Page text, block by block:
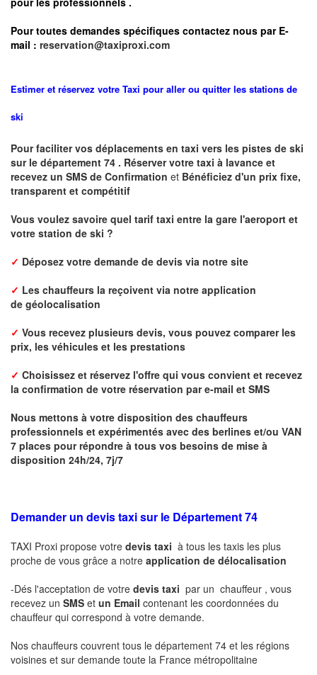
Pour toutes demandes spécifiques contactez nous par E-
mail : reservation@taxiproxi.com
Estimer et réservez votre Taxi pour aller ou quitter les stations de
ski
Pour faciliter vos déplacements en taxi vers les pistes de ski
sur le département 74 . Réserver votre taxi à lavance et
recevez un SMS de Confirmation et Bénéficiez d'un prix fixe,
transparent et compétitif
Vous voulez savoire quel tarif taxi entre la gare l'aeroport et
votre station de ski ?
✓ Déposez votre demande de devis via notre site
✓ Les chauffeurs la reçoivent via notre application
de géolocalisation
✓ Vous recevez plusieurs devis, vous pouvez comparer les
prix, les véhicules et les prestations
✓ Choisissez et réservez l'offre qui vous convient et recevez
la confirmation de votre réservation pare-mail et SMS
Nous mettons à votre disposition des chauffeurs
professionnels et expérimentés avec des berlines et/ou VAN
7 places pour répondre à tous vos besoins de mise à
disposition 24h/24, 7j/7
Demander un devis taxi sur le Département 74
TAXI Proxi propose votre devis taxi à tous les taxis les plus
proche de vous grâce a notre application de délocalisation
-Dés l'acceptation de votre devis taxi par un chauffeur , vous
recevez un SMS et un Email contenant les coordonnées du
chauffeur qui correspond à votre demande.
Nos chauffeurs couvrent tous le département 74 et les régions
voisines et sur demande toute la France métropolitaine